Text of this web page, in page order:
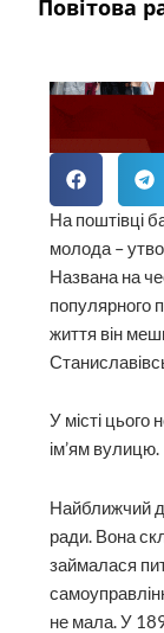
Повітова
На поштівці
молода –
Названа на
популярного
життя він
У місті цього
ім’ям вулицю.
Найближчий
ради. Вона
займалася
не мала. У